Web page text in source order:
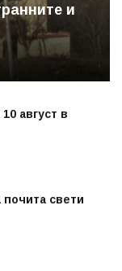
и
август в
почита свети